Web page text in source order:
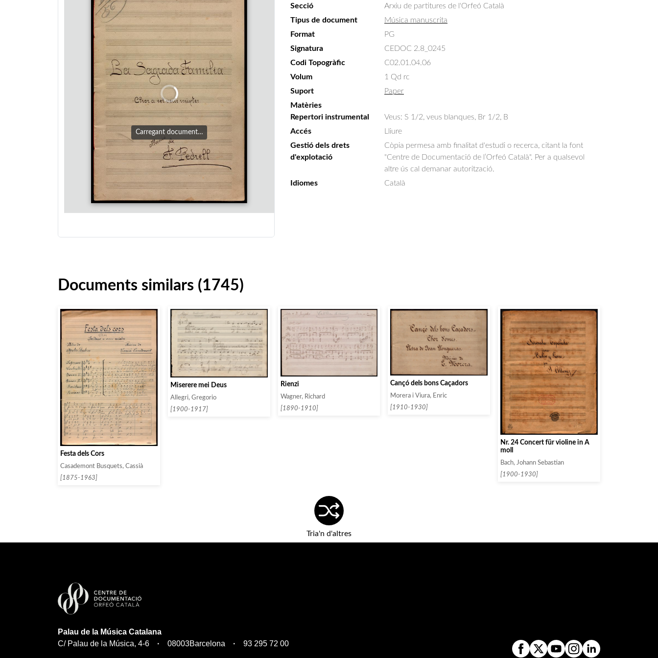
Carregant document…
Secció
Arxiu de partitures de l'Orfeó Català
Tipus de document
Música manuscrita
Format
PG
Signatura
CEDOC 2.8_0245
Codi Topogràfic
C02.01.04.06
Volum
1 Qd rc
Suport
Paper
Matèries
Repertori instrumental
Veus: S 1/2, veus blanques, Br 1/2, B
Accés
Lliure
Gestió dels drets
d'explotació
Còpia permesa amb finalitat d'estudi o recerca, citant la font
"Centre de Documentació de l’Orfeó Català". Per a qualsevol
altre ús cal demanar autorització.
Idiomes
Català
Documents similars (1745)
Festa dels Cors
Casademont Busquets, Cassià
[1875-1963]
Miserere mei Deus
Allegri, Gregorio
[1900-1917]
Rienzi
Wagner, Richard
[1890-1910]
Cançó dels bons Caçadors
Morera i Viura, Enric
[1910-1930]
Nr. 24 Concert für violine in A
moll
Bach, Johann Sebastian
[1900-1930]
Tria'n d'altres
Palau de la Música Catalana
C/ Palau de la Música, 4-6
08003Barcelona 93 295 72 00